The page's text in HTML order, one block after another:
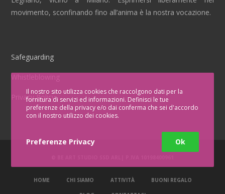
movimento, sconfinando fino all’anima è la nostra vocazione.
Safeguarding
Whistleblowing
Privacy Policy
HOME CHI SIAMO ATTIVITÀ BUONI REGALO
Il nostro sito utilizza cookies che raccolgono dati per la
fornitura di servizi ed informazioni. Definisci le tue
preferenze della privacy e/o dai conferma che sei d'accordo
con il nostro utilizzo dei cookies.
Preferenze Privacy Ok